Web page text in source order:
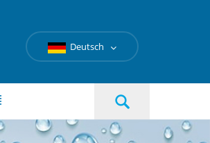
Deutsch